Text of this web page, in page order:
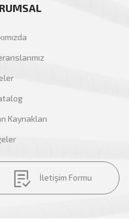
Kaynakları
İletişim Formu